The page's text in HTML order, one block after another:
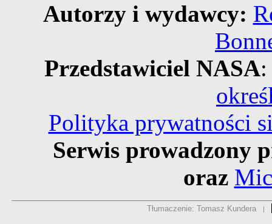
Autorzy i wydawcy:
Przedstawiciel NASA
Polityka prywatności
Serwis prowadzony
oraz
Tłumaczenie: Tomasz Kundera